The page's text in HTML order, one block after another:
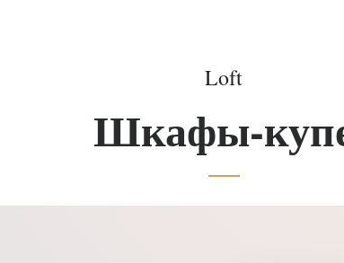
Loft
Шкафы-